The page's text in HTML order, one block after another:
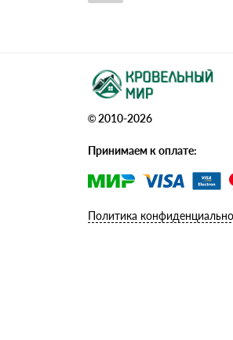
© 2010-2026
Принимаем к оплате:
Политика